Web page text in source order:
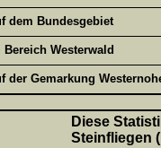
dem Bundesgebiet
Bereich Westerwald
der Gemarkung
Diese
Steinfliegen